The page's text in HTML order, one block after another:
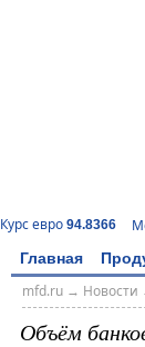
Курс евро 94.8366
Главная
mfd.ru→ Новости
Объём